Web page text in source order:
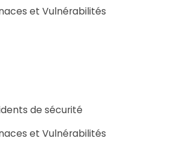
et Vulnérabilités
de sécurité
et Vulnérabilités